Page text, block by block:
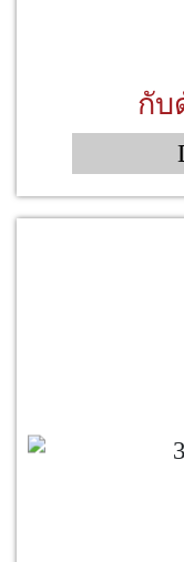
กับ